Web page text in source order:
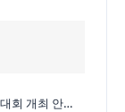
[농림축산식품부] 제3회 스마트축산 AI 경진대회 개최 안내